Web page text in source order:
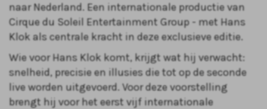
naar Nederland. Een internationale productie van
Cirque du Soleil Entertainment Group - met Hans
Klok als centrale kracht in deze exclusieve editie.
Wie voor Hans Klok komt, krijgt wat hij verwacht:
snelheid, precisie en illusies die tot op de seconde
live worden uitgevoerd. Voor deze voorstelling
brengt hij voor het eerst vijf internationale